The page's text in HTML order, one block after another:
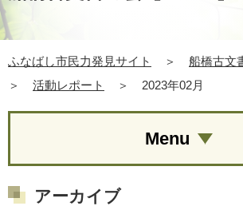
ふなばし市民力発見サイト ＞
船橋古文
＞
活動レポート ＞ 2023年02月
Menu
アーカイブ